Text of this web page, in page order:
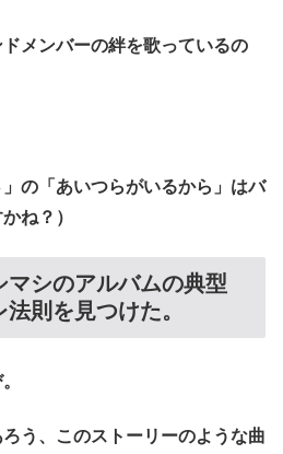
ドメンバーの絆を歌っているの
」の「あいつらがいるから」はバ
ね？）
マシのアルバムの典型
則を見つけた。
う、このストーリーのような曲